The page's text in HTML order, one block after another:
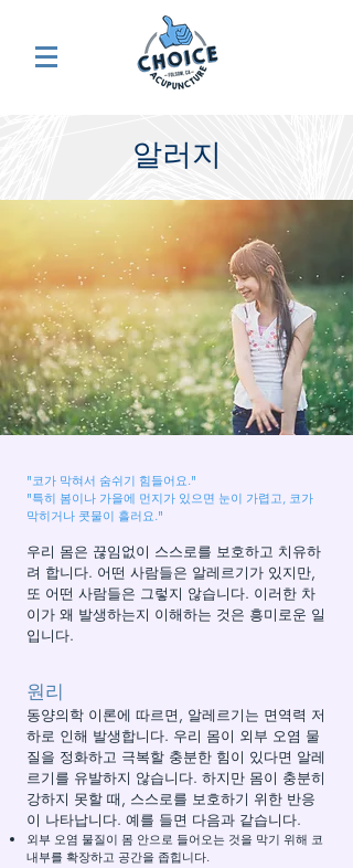
알러지
"코가 막혀서 숨쉬기 힘들어요."
"특히 봄이나 가을에 먼지가 있으면 눈이 가렵고, 코가
막히거나 콧물이 흘러요."
우리 몸은 끊임없이 스스로를 보호하고 치유하
려 합니다. 어떤 사람들은 알레르기가 있지만,
또 어떤 사람들은 그렇지 않습니다. 이러한 차
이가 왜 발생하는지 이해하는 것은 흥미로운 일
입니다.
원리
동양의학 이론에 따르면, 알레르기는 면역력 저
하로 인해 발생합니다. 우리 몸이 외부 오염 물
질을 정화하고 극복할 충분한 힘이 있다면 알레
르기를 유발하지 않습니다. 하지만 몸이 충분히
강하지 못할 때, 스스로를 보호하기 위한 반응
이 나타납니다. 예를 들면 다음과 같습니다.
외부 오염 물질이 몸 안으로 들어오는 것을 막기 위해 코
내부를 확장하고 공간을 좁힙니다.